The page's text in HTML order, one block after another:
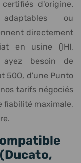
d'origine.
ou
directement
en usine (IHI,
ayez besoin de
500, d'une Punto
tarifs négociés
fiabilité maximale,